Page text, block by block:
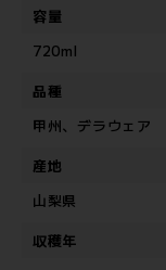
容量
720ml
品種
甲州、デラウェア
産地
山梨県
収穫年